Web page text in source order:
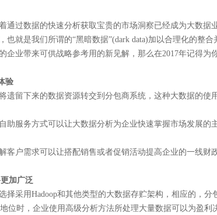
通过数据的快速分析获取宝贵的市场洞察已经成为大数据
也就是我们所谓的“黑暗数据”(dark data)加以合理化的整合
企业带来可供战略参考用的新见解，那么在2017年记得
验
遗留下来的数据资源转交到分包商系统，这种大数据的
助服务方式可以让大数据分析为企业快速掌握市场发展
客户需求可以让搭配销售或者促销活动提高企业的一线
加广泛
择采用Hadoop和其他类型的大数据存贮架构，相应的，分
位时，企业使用高级分析方法所处理大量数据可以为盈利